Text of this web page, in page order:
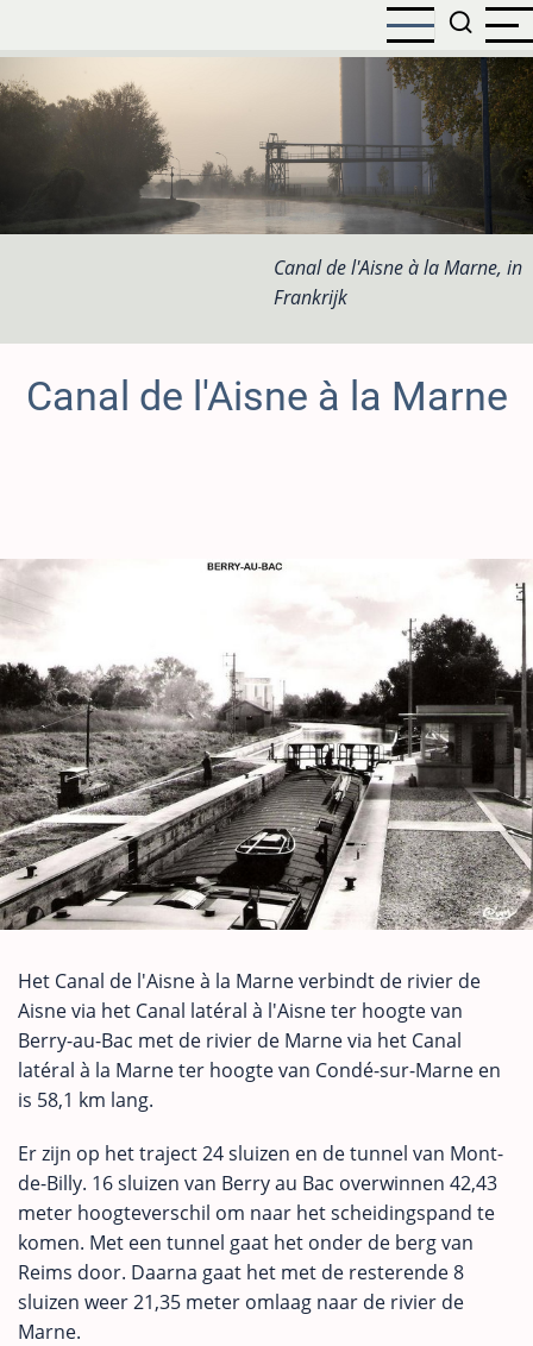
naar
de
inhoud
Canal de l'Aisne à la Marne, in
Frankrijk
Canal de l'Aisne à la Marne
Het Canal de l'Aisne à la Marne verbindt de rivier de
Aisne via het Canal latéral à l'Aisne ter hoogte van
Berry-au-Bac met de rivier de Marne via het Canal
latéral à la Marne ter hoogte van Condé-sur-Marne en
is 58,1 km lang.
Er zijn op het traject 24 sluizen en de tunnel van Mont-
de-Billy. 16 sluizen van Berry au Bac overwinnen 42,43
meter hoogteverschil om naar het scheidingspand te
komen. Met een tunnel gaat het onder de berg van
Reims door. Daarna gaat het met de resterende 8
sluizen weer 21,35 meter omlaag naar de rivier de
Marne.